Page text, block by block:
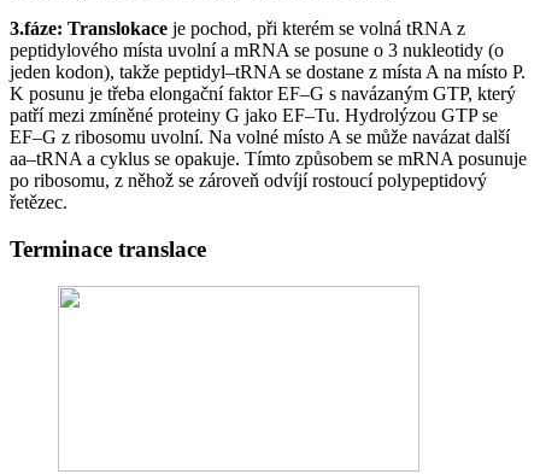
3.fáze: Translokace je pochod, při kterém se volná tRNA z
peptidylového místa uvolní a mRNA se posune o 3 nukleotidy (o
jeden kodon), takže peptidyl–tRNA se dostane z místa A na místo P.
K posunu je třeba elongační faktor EF–G s navázaným GTP, který
patří mezi zmíněné proteiny G jako EF–Tu. Hydrolýzou GTP se
EF–G z ribosomu uvolní. Na volné místo A se může navázat další
aa–tRNA a cyklus se opakuje. Tímto způsobem se mRNA posunuje
po ribosomu, z něhož se zároveň odvíjí rostoucí polypeptidový
řetězec.
Terminace translace